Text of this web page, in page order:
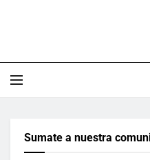
Sumate a nuestra